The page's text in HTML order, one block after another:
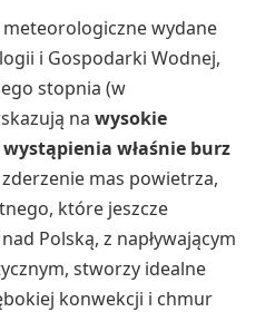
wydane
i Gospodarki Wodnej,
stopnia (w
na wysokie
właśnie burz
zderzenie mas powietrza,
które jeszcze
Polską, z napływającym
stworzy idealne
konwekcji i chmur